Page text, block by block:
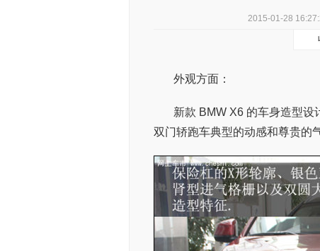
2015-01-28
外观方面：
新款 BMW X6 的车身造型设
双门轿跑车典型的动感和尊贵的